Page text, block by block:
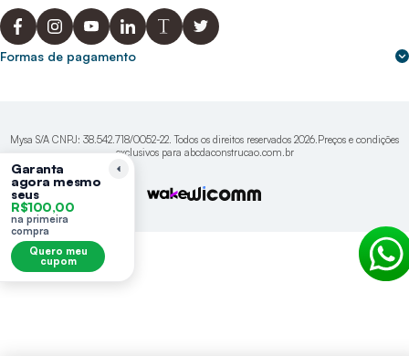
Privacidade e segurança
abcnasuacasa.atendimento@abcdaconstrucao.com.br
Voz: Segunda a Sexta das 08:00 às 18:00
Whatsapp: Segunda a Sexta das 08:00 às 18:00
Formas de pagamento
Mysa S/A CNPJ: 38.542.718/0052-22. Todos os direitos reservados 2026.Preços e condições
exclusivos para abcdaconstrucao.com.br
Garanta
agora mesmo
seus
R$100,00
na primeira
compra
Quero meu
cupom